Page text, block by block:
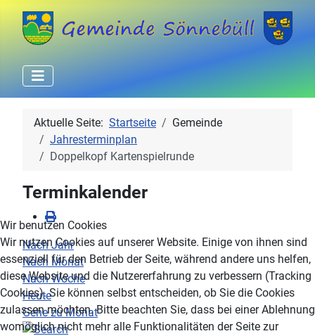
Aktuelle Seite: Startseite
Gemeinde
Jahresterminplan
Doppelkopf Kartenspielrunde
Terminkalender
Nach Jahr
Nach Monat
Nach Woche
Heute
Gehe zu Monat
Wir benutzen Cookies
Wir nutzen Cookies auf unserer Website. Einige von ihnen sind
essenziell für den Betrieb der Seite, während andere uns helfen,
diese Website und die Nutzererfahrung zu verbessern (Tracking
Cookies). Sie können selbst entscheiden, ob Sie die Cookies
zulassen möchten. Bitte beachten Sie, dass bei einer Ablehnung
womöglich nicht mehr alle Funktionalitäten der Seite zur